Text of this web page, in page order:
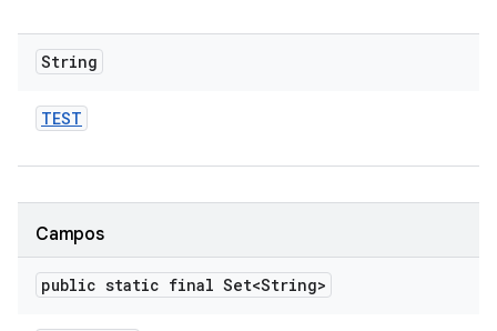
String
TEST
Campos
public static final Set<String>